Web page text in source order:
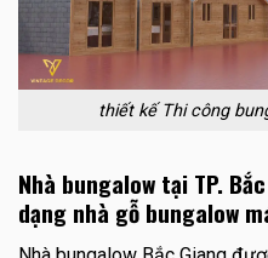
thiết kế Thi công
Nhà bungalow tại TP.
dạng nhà gỗ bungalow